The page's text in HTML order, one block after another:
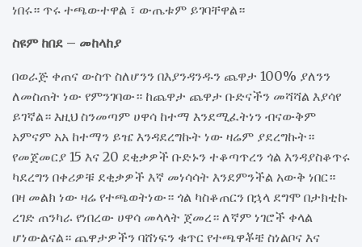
ነበሩ። ጥሩ ተጫውተዋል ፣ ውጤቱም ይገባቸዋል።
ስዩም ከበደ – መከላከያ
በወራጅ ቀጠና ውስጥ ስለሆንን በእያንዳንዱን ጨዋታ 100% ያለንን
ለመስጠት ነው የምንገባው። ከጨዋታ ጨዋታ ቡድናችን መሻሻል እያሳየ
ይገኛል። እዚህ ስንመጣም ሀዋሳ ከተማ እንደሚፈትነን ብናውቅም
አምናም አአ ከተማን ይዤ እንዳደረግኩት ነው ዛሬም ያደረግኩት።
የመጀመርያ 15 እና 20 ደቂቃዎች ቡድኑን ተቆጣጥረን ጎል እንዳያስቆጥሩ
ካደረግን በቀሪዎቹ ደቂቃዎች እኛ መነሳሳት እንደምንችል አውቅ ነበር።
በዛ መልክ ነው ዛሬ የተጫወትነው። ጎል ካስቆጠርን በኋላ ደግሞ በታክቲኩ
ረገድ ጠንካራ የነበረው ሀዋሳ መላላት ጀመረ። ለኛም ነገሮች ቀላል
ሆነውልናል። ጨዋታዎችን ባሸነፍን ቁጥር የተጫዋቾቼ ስነልቦና እና